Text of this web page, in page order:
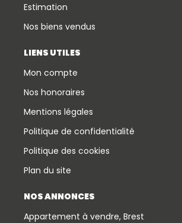
Estimation
Nos biens vendus
LIENS UTILES
Mon compte
Nos honoraires
Mentions légales
Politique de confidentialité
Politique des cookies
Plan du site
NOS ANNONCES
Appartement à vendre, Brest